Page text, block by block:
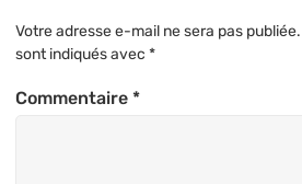
Votre adresse e-mail ne sera pas publiée.
sont indiqués avec *
Commentaire *